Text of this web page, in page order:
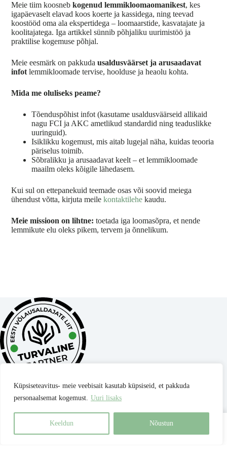
Küpsiseteavitus- meie veebisait kasutab küpsiseid, et pakkuda
personaalsemat kogemust. Uuri lisaks
Keeldun Nõustun
Meie tiim koosnebkogenud lemmikloomaomanikest, kes
igapäevaselt elavad koos koerte ja kassidega, ning teevad
koostööd oma ala ekspertidega – loomaarstide, kasvatajate ja
koolitajatega. Iga artikkel sünnib põhjaliku uurimistöö ja
praktilise kogemuse põhjal.
Meie eesmärk on pakkudausaldusväärset ja arusaadavat
infot lemmikloomade tervise, hoolduse ja heaolu kohta.
Mida me oluliseks peame?
Tõenduspõhist infot (kasutame usaldusväärseid allikaid
nagu FCI ja AKC ametlikud standardid ning teaduslikke
uuringuid).
Isiklikku kogemust, mis aitab lugejal näha, kuidas teooria
päriselus toimib.
Sõbralikku ja arusaadavat keelt – et lemmikloomade
maailm oleks kõigile lähedasem.
Kui sul on ettepanekuid teemade osas või soovid meiega
ühendust võtta, kirjuta meilekontaktilehekaudu.
Meie missioon on lihtne: toetada iga loomasõpra, et nende
lemmikute elu oleks pikem, tervem ja õnnelikum.
Privaatsuspoliitika
Müügitingimused
Parima hinna garantii
Avaleht Otsing Ostukorv